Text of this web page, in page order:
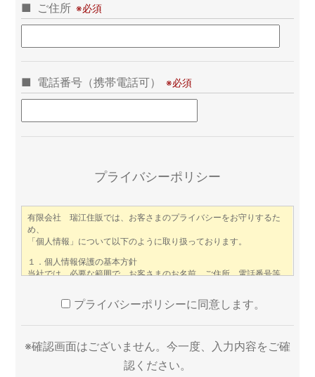
ご住所
電話番号（携帯電話可）
プライバシーポリシー
プライバシーポリシーに同意します。
※確認画面はございません。今一度、入力内容をご確
認ください。